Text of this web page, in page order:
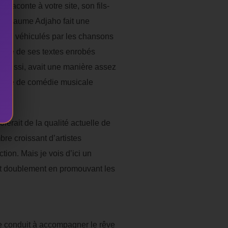
raconte à votre site, son fils-
Adjaho fait une
véhiculés par les chansons
de ses textes enrobés
aussi, avait une manière assez
de comédie musicale
de la qualité actuelle de
croissant d’artistes
Mais je vois d’ici un
en promouvant les
conduit à accompagner le rêve